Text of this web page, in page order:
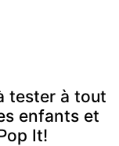
tester à tout
enfants et
It!